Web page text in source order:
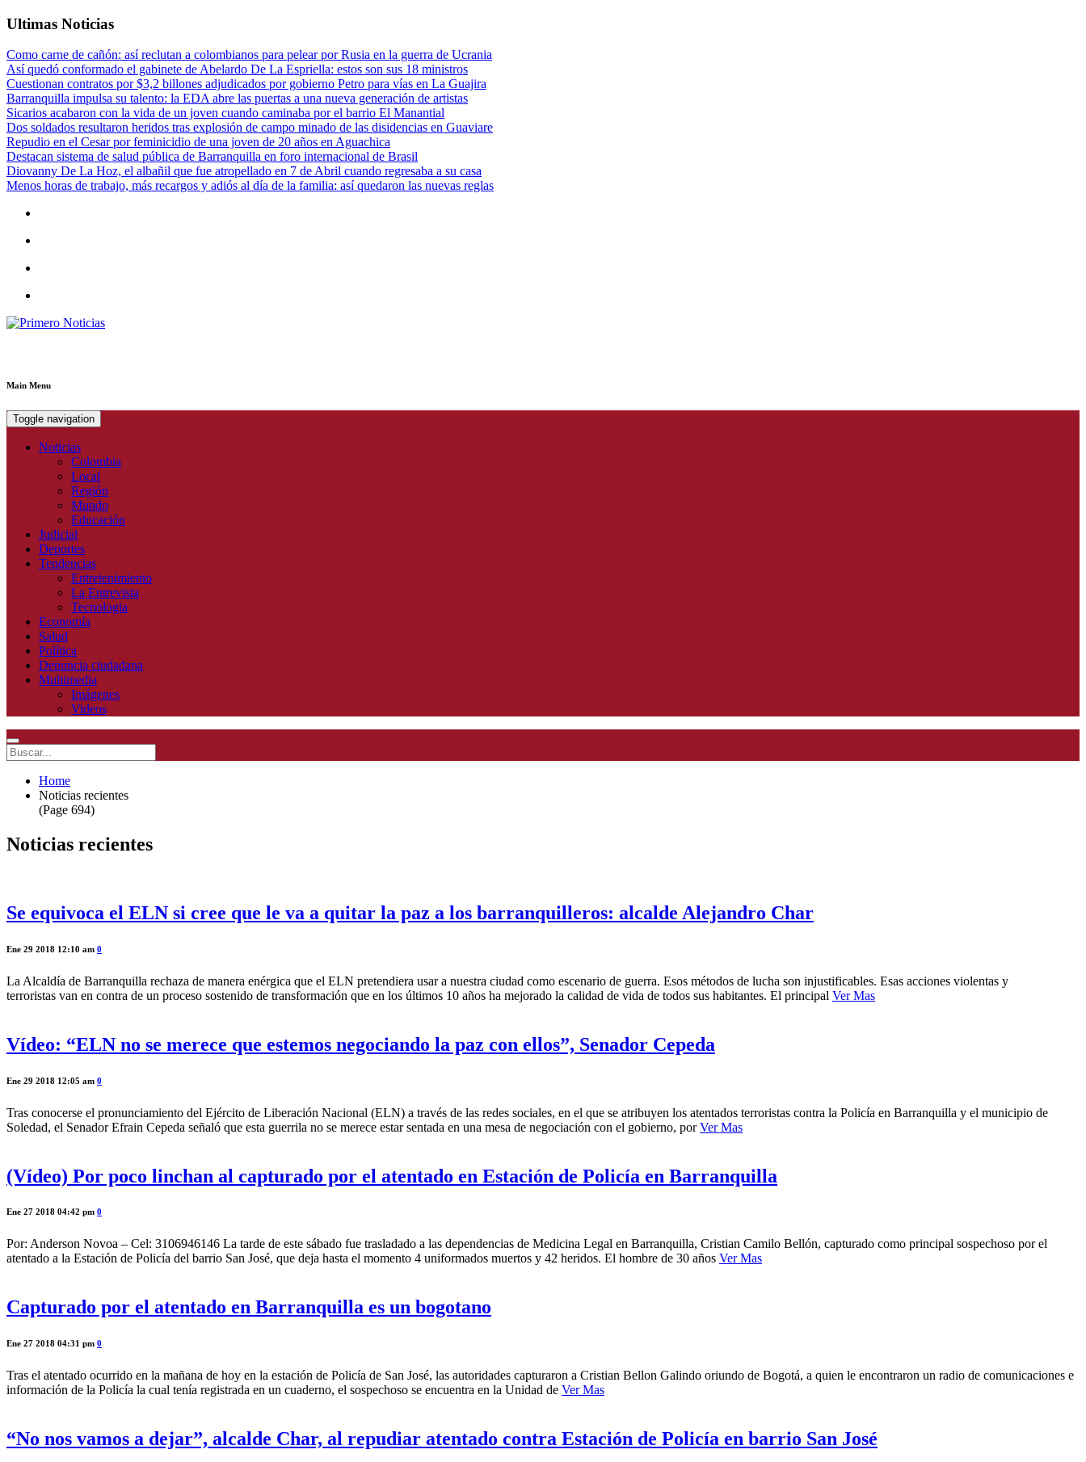
Ultimas Noticias
Como carne de cañón: así reclutan a colombianos para pelear por Rusia en la guerra de Ucrania
Así quedó conformado el gabinete de Abelardo De La Espriella: estos son sus 18 ministros
Cuestionan contratos por $3,2 billones adjudicados por gobierno Petro para vías en La Guajira
Barranquilla impulsa su talento: la EDA abre las puertas a una nueva generación de artistas
Sicarios acabaron con la vida de un joven cuando caminaba por el barrio El Manantial
Dos soldados resultaron heridos tras explosión de campo minado de las disidencias en Guaviare
Repudio en el Cesar por feminicidio de una joven de 20 años en Aguachica
Destacan sistema de salud pública de Barranquilla en foro internacional de Brasil
Diovanny De La Hoz, el albañil que fue atropellado en 7 de Abril cuando regresaba a su casa
Menos horas de trabajo, más recargos y adiós al día de la familia: así quedaron las nuevas reglas
Main Menu
Toggle navigation
Noticias
Colombia
Local
Región
Mundo
Educación
Judicial
Deportes
Tendencias
Entretenimiento
La Entrevista
Tecnologia
Economía
Salud
Política
Denuncia ciudadana
Multimedia
Imágenes
Videos
Home
Noticias recientes
(Page 694)
Noticias recientes
Se equivoca el ELN si cree que le va a quitar la paz a los barranquilleros: alcalde Alejandro Char
Ene 29 2018 12:10 am 0
La Alcaldía de Barranquilla rechaza de manera enérgica que el ELN pretendiera usar a nuestra ciudad como escenario de guerra. Esos métodos de lucha son injustificables. Esas acciones violentas y
terroristas van en contra de un proceso sostenido de transformación que en los últimos 10 años ha mejorado la calidad de vida de todos sus habitantes. El principal Ver Mas
Vídeo: “ELN no se merece que estemos negociando la paz con ellos”, Senador Cepeda
Ene 29 2018 12:05 am 0
Tras conocerse el pronunciamiento del Ejército de Liberación Nacional (ELN) a través de las redes sociales, en el que se atribuyen los atentados terroristas contra la Policía en Barranquilla y el municipio de
Soledad, el Senador Efrain Cepeda señaló que esta guerrila no se merece estar sentada en una mesa de negociación con el gobierno, porVer Mas
(Vídeo) Por poco linchan al capturado por el atentado en Estación de Policía en Barranquilla
Ene 27 2018 04:42 pm 0
Por: Anderson Novoa – Cel: 3106946146 La tarde de este sábado fue trasladado a las dependencias de Medicina Legal en Barranquilla, Cristian Camilo Bellón, capturado como principal sospechoso por el
atentado a la Estación de Policía del barrio San José, que deja hasta el momento 4 uniformados muertos y 42 heridos. El hombre de 30 años Ver Mas
Capturado por el atentado en Barranquilla es un bogotano
Ene 27 2018 04:31 pm 0
Tras el atentado ocurrido en la mañana de hoy en la estación de Policía de San José, las autoridades capturaron a Cristian Bellon Galindo oriundo de Bogotá, a quien le encontraron un radio de comunicaciones e
información de la Policía la cual tenía registrada en un cuaderno, el sospechoso se encuentra en la Unidad de Ver Mas
“No nos vamos a dejar”, alcalde Char, al repudiar atentado contra Estación de Policía en barrio San José